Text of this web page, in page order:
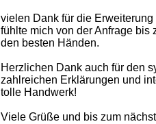
vielen Dank für die
fühlte mich von der Anfrage bis
den besten Händen.
Herzlichen Dank auch für den
zahlreichen Erklärungen und
tolle Handwerk!
Viele Grüße und bis zum